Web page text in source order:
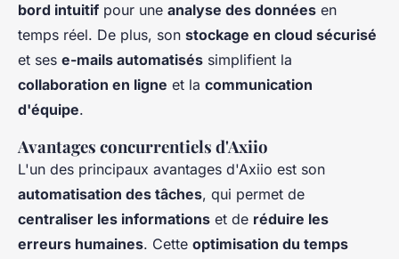
bord intuitif pour une analyse des données en
temps réel. De plus, son stockage en cloud sécurisé
et ses e-mails automatisés simplifient la
collaboration en ligne et la communication
d'équipe.
Avantages concurrentiels d'Axiio
L'un des principaux avantages d'Axiio est son
automatisation des tâches, qui permet de
centraliser les informations et de réduire les
erreurs humaines. Cette optimisation du temps